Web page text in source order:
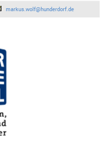
markus.wolf@hunderdorf.de